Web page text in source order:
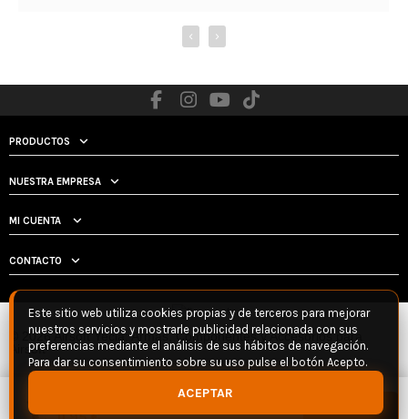
Cargador LCK74 130bbs Negro - LCT
‹ ›
PRODUCTOS
NUESTRA EMPRESA
MI CUENTA
CONTACTO
© 2026 Airsoft Yecla: Armas, Componentes y Accesorios para
Airsoft
Este sitio web utiliza cookies propias y de terceros para mejorar
nuestros servicios y mostrarle publicidad relacionada con sus
preferencias mediante el análisis de sus hábitos de navegación.
Para dar su consentimiento sobre su uso pulse el botón Acepto.
ACEPTAR